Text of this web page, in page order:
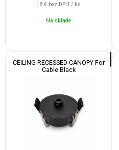
18 € bez DPH / ks
Na sklade
CEILING RECESSED CANOPY For
Cable Black